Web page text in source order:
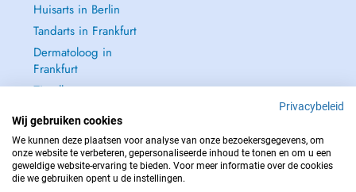
Huisarts in Berlin
Tandarts in Frankfurt
Dermatoloog in
Frankfurt
Zie alle →
NEEM IN GEVAL VAN NOOD CONTACT OP MET : 112
Privacybeleid
Wij gebruiken cookies
We kunnen deze plaatsen voor analyse van onze bezoekersgegevens, om
onze website te verbeteren, gepersonaliseerde inhoud te tonen en om u een
geweldige website-ervaring te bieden. Voor meer informatie over de cookies
die we gebruiken opent u de instellingen.